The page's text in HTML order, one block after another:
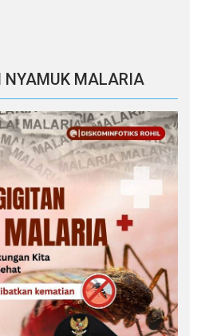
NYAMUK MALARIA